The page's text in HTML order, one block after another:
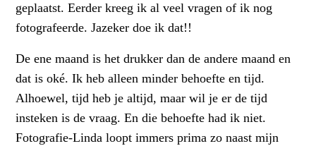
geplaatst. Eerder kreeg ik al veel vragen of ik nog
fotografeerde. Jazeker doe ik dat!!
De ene maand is het drukker dan de andere maand en
dat is oké. Ik heb alleen minder behoefte en tijd.
Alhoewel, tijd heb je altijd, maar wil je er de tijd
insteken is de vraag. En die behoefte had ik niet.
Fotografie-Linda loopt immers prima zo naast mijn